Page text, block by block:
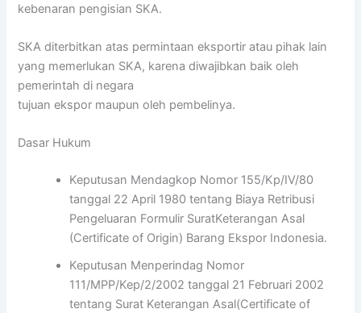
kebenaran pengisian SKA.
SKA diterbitkan atas permintaan eksportir atau pihak lain
yang memerlukan SKA, karena diwajibkan baik oleh
pemerintah di negara
tujuan ekspor maupun oleh pembelinya.
Dasar Hukum
Keputusan Mendagkop Nomor 155/Kp/IV/80
tanggal 22 April 1980 tentang Biaya Retribusi
Pengeluaran Formulir SuratKeterangan Asal
(Certificate of Origin) Barang Ekspor Indonesia.
Keputusan Menperindag Nomor
111/MPP/Kep/2/2002 tanggal 21 Februari 2002
tentang Surat Keterangan Asal(Certificate of